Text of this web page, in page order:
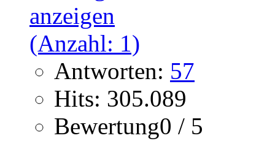
Antworten: 57
Hits: 305.089
Bewertung0 / 5